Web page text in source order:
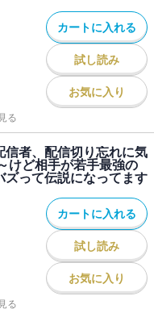
カートに入れる
試し読み
お気に入り
る
信者、配信切り忘れに気
けど相手が若手最強の
ズって伝説になってます
カートに入れる
試し読み
お気に入り
る